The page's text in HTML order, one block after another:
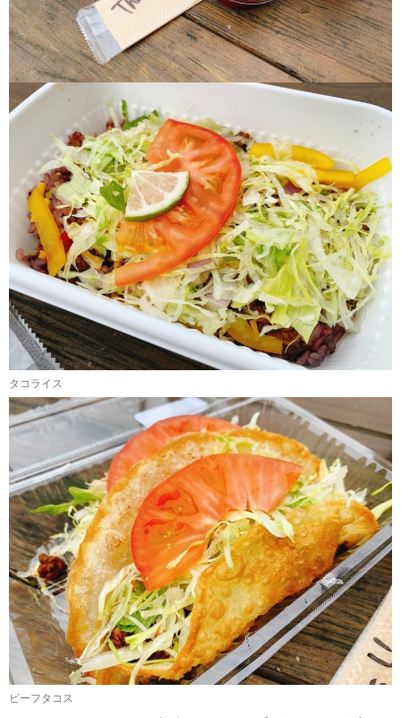
タコライス
ビーフタコス